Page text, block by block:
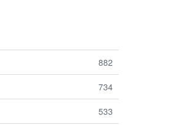
882
734
533